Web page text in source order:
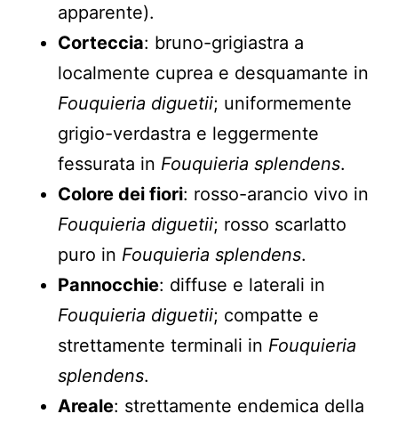
apparente).
Corteccia: bruno-grigiastra a
localmente cuprea e desquamante in
Fouquieria diguetii; uniformemente
grigio-verdastra e leggermente
fessurata in Fouquieria splendens.
Colore dei fiori: rosso-arancio vivo in
Fouquieria diguetii; rosso scarlatto
puro in Fouquieria splendens.
Pannocchie: diffuse e laterali in
Fouquieria diguetii; compatte e
strettamente terminali in Fouquieria
splendens.
Areale: strettamente endemica della